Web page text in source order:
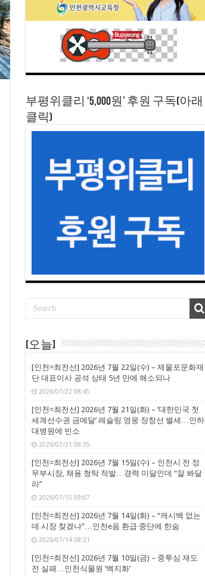
부평위클리 ‘5,000원’ 후원 구독(아래
클릭)
[오늘]
[인천=최전선] 2026년 7월 22일(수) – 제물포문화재
단 대표이사 공석 상태 5년 만에 해소되나
2026/07/22 08:45
[인천=최전선] 2026년 7월 21일(화) – ‘대한민국 첫
세계선수권 금메달’ 레슬링 영웅 장창선 별세…인하
대병원에 빈소
2026/07/21 08:35
[인천=최전선] 2026년 7월 15일(수) – 인천시 전 정
무부시장, 채용 청탁 적발…경력 미달인데 “잘 봐달
라”
2026/07/15 09:07
[인천=최전선] 2026년 7월 14일(화) – “캐시백 없는
데 시장 찾겠나”…인천e음 환급 중단에 한숨
2026/07/14 08:21
[인천=최전선] 2026년 7월 10일(금) – 중투심 재도
전 실패…인천식물원 ‘백지화’